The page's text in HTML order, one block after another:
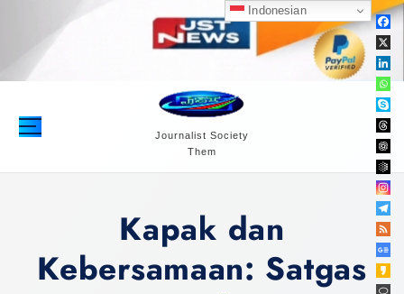
n
Journalist Society
Them
Kapak dan
Kebersamaan: Satgas
Indonesian